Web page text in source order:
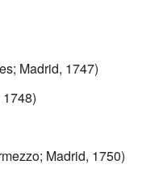
Madrid, 1747)
Madrid, 1750)